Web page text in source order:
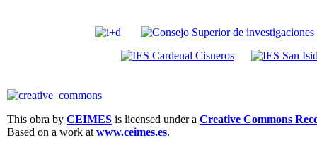
This obra by CEIMES is licensed under a Creative Commons
Based on a work at www.ceimes.es.